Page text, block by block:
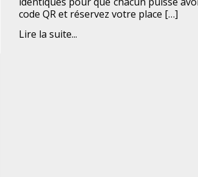
code QR et réservez votre place […]
Lire la suite...